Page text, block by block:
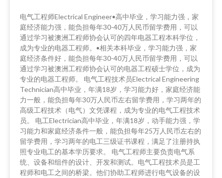
电气工程师Electrical Engineer•高中毕业，学习能力强，家
庭经济能力强，能负担每年30-40万人民币留学费用，可以
通过学习被澳洲工程师协会认可的四年电器工程本科学位，
成为专业的电器工程师。•相关本科毕业，学习能力强，家
庭经济条件好，能负担每年30-40万人民币留学费用，可以
通过学习被澳洲工程师协会认可的电器工程硕士学位，成为
专业的电器工程师。 电气工程技术员Electrical Engineering
Technician高中毕业，年满18岁，学习能力好，家庭经济能
力一般，能负担每年30万人民币左右留学费用，学习两年的
高级工程技术（电气）文凭课程，成为专业的电气工程技术
员。 电工Electrician高中毕业，年满18岁，动手能力强，学
习能力和家庭经济条件一般，能负担每年25万人民币左右的
留学费用，学习两年的电工三级证书课程，满足了注册持执
照专业电工的基本学历要求。 电气工程师主要负责电气系
统、设备和组件的设计、开发和测试。电气工程技术员是工
程师和电工之间的桥梁。他们协助工程师进行电气设备的设